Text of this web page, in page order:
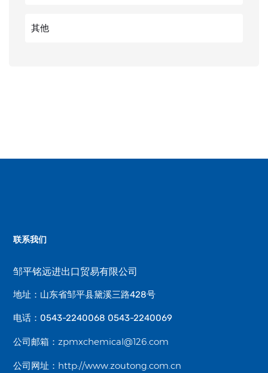
其他
联系我们
邹平铭远进出口贸易有限公司
地址：山东省邹平县黛溪三路428号
电话：0543-2240068 0543-2240069
公司邮箱：zpmxchemical@126.com
公司网址： http://www.zoutong.com.cn